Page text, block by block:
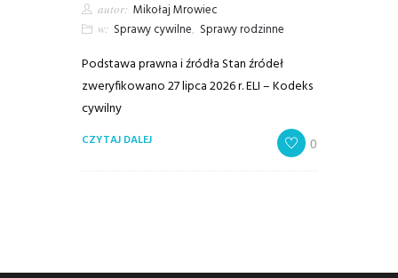
autor: Mikołaj Mrowiec
w: Sprawy cywilne, Sprawy rodzinne
Podstawa prawna i źródła Stan źródeł
zweryfikowano 27 lipca 2026 r. ELI – Kodeks
cywilny
CZYTAJ DALEJ 0